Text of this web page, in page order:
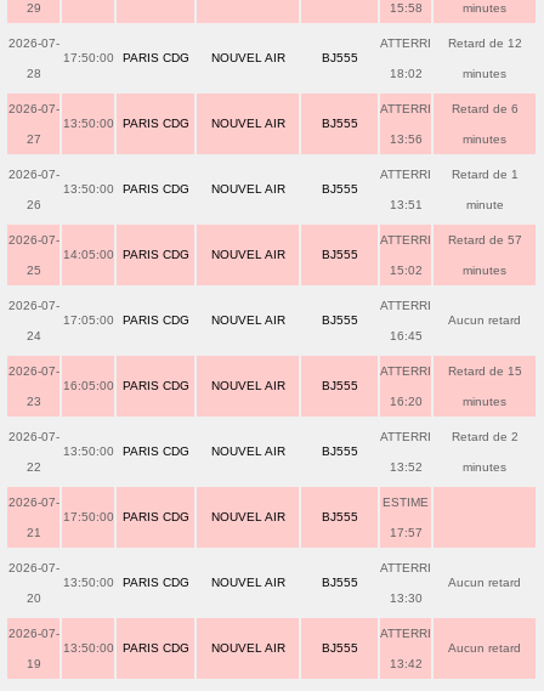
29 15:58 minutes
2026-07-
28
17:50:00 PARIS CDG NOUVEL AIR BJ555
ATTERRI
18:02
Retard de 12
minutes
2026-07-
27
13:50:00 PARIS CDG NOUVEL AIR BJ555
ATTERRI
13:56
Retard de 6
minutes
2026-07-
26
13:50:00 PARIS CDG NOUVEL AIR BJ555
ATTERRI
13:51
Retard de 1
minute
2026-07-
25
14:05:00 PARIS CDG NOUVEL AIR BJ555
ATTERRI
15:02
Retard de 57
minutes
2026-07-
24
17:05:00 PARIS CDG NOUVEL AIR BJ555
ATTERRI
16:45
Aucun retard
2026-07-
23
16:05:00 PARIS CDG NOUVEL AIR BJ555
ATTERRI
16:20
Retard de 15
minutes
2026-07-
22
13:50:00 PARIS CDG NOUVEL AIR BJ555
ATTERRI
13:52
Retard de 2
minutes
2026-07-
21
17:50:00 PARIS CDG NOUVEL AIR BJ555
ESTIME
17:57
2026-07-
20
13:50:00 PARIS CDG NOUVEL AIR BJ555
ATTERRI
13:30
Aucun retard
2026-07-
19
13:50:00 PARIS CDG NOUVEL AIR BJ555
ATTERRI
13:42
Aucun retard